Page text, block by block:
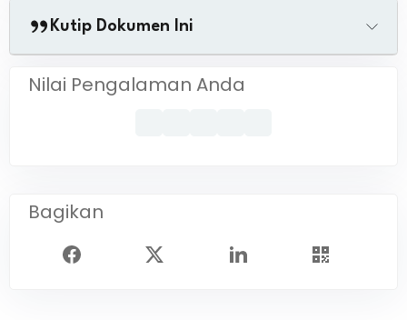
Kutip Dokumen Ini
Nilai Pengalaman Anda
Bagikan